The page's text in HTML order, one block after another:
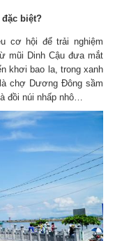
đặc biệt?
cơ hội để trải nghiệm
mũi Dinh Cậu đưa mắt
khơi bao la, trong xanh
chợ Dương Đông sầm
đồi núi nhấp nhô…